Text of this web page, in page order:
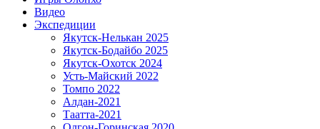
Видео
Экспедиции
Якутск-Нелькан 2025
Якутск-Бодайбо 2025
Якутск-Охотск 2024
Усть-Майский 2022
Томпо 2022
Алдан-2021
Таатта-2021